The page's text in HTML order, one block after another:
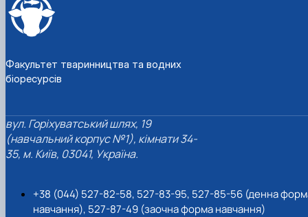
Факультет тваринництва та водних
біоресурсів
вул. Горіхуватський шлях, 19
(навчальний корпус №1), кімнати 34-
35, м. Київ, 03041, Україна.
+38 (044) 527-82-58, 527-83-95, 527-85-56 (денна
навчання), 527-87-49 (заочна форма навчання)